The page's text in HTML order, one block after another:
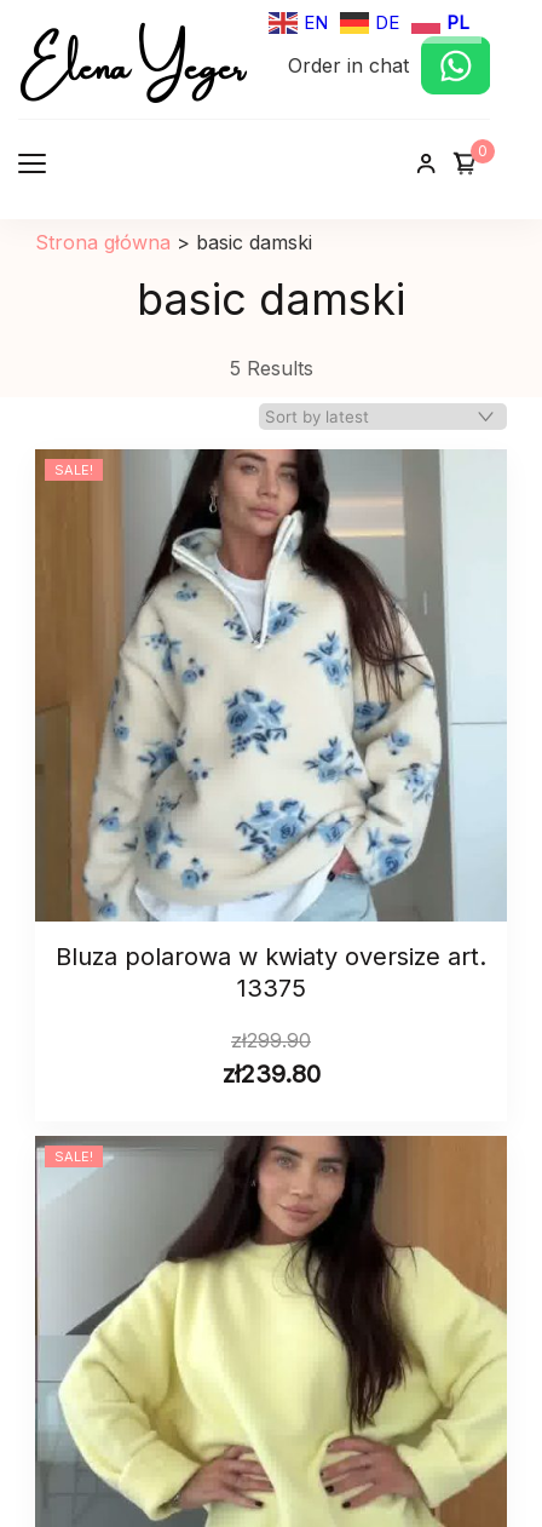
EN DE PL
Elena Yeger
Sklep internetowy odziez damska
Order in chat
0
Strona główna > basic damski
basic damski
5 Results
SALE!
Bluza polarowa w kwiaty oversize art.
13375
zł299.90
zł239.80
SALE!